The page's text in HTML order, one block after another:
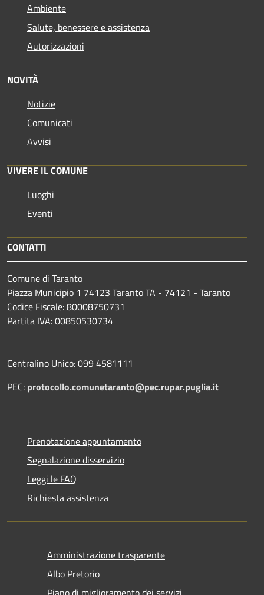
Ambiente
Salute, benessere e assistenza
Autorizzazioni
NOVITÀ
Notizie
Comunicati
Avvisi
VIVERE IL COMUNE
Luoghi
Eventi
CONTATTI
Comune di Taranto
Piazza Municipio 1 74123 Taranto TA - 74121 - Taranto
Codice Fiscale: 80008750731
Partita IVA: 00850530734
Centralino Unico: 099 4581111
PEC: protocollo.comunetaranto@pec.rupar.puglia.it
Prenotazione appuntamento
Segnalazione disservizio
Leggi le FAQ
Richiesta assistenza
Amministrazione trasparente
Albo Pretorio